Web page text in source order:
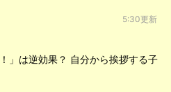
5:30更新
」は逆効果？ 自分から挨拶する子